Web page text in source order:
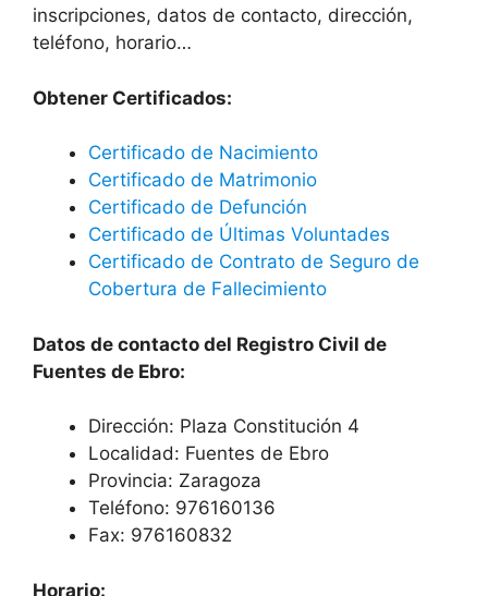
inscripciones, datos de contacto, dirección,
teléfono, horario…
Obtener Certificados:
Certificado de Nacimiento
Certificado de Matrimonio
Certificado de Defunción
Certificado de Últimas Voluntades
Certificado de Contrato de Seguro de
Cobertura de Fallecimiento
Datos de contacto del Registro Civil de
Fuentes de Ebro:
Dirección: Plaza Constitución 4
Localidad: Fuentes de Ebro
Provincia: Zaragoza
Teléfono: 976160136
Fax: 976160832
Horario: